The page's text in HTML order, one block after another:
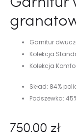
Garnitur
Kolekcja
Kolekcja
Skład: 84%
Podszewka:
750.00 zł